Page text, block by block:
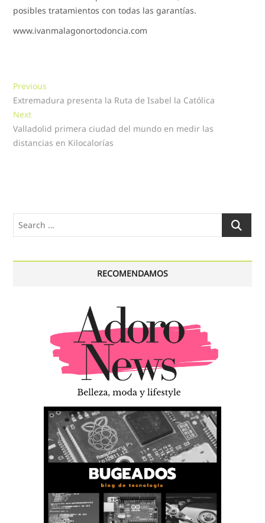
posibles tratamientos con todas las garantías.
www.ivanmalagonortodoncia.com
Navegación
de
entradas
Previous
post:
Extremadura presenta la Ruta de Isabel la Católica
NextNext
post:
Valladolid primera ciudad del mundo en medir las
distancias en Kilocalorías
Search
RECOMENDAMOS